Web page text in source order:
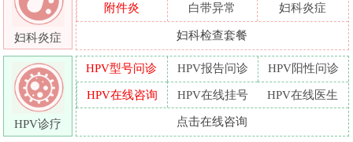
妇科炎症
附件炎
白带异常 妇科炎症
妇科检查套餐
HPV诊疗
HPV型号问诊 HPV报告问诊
HPV阳性问诊
HPV在线咨询
HPV在线挂号 HPV在线医生
点击在线咨询